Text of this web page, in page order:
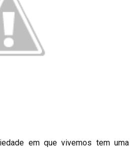
em que vivemos tem uma